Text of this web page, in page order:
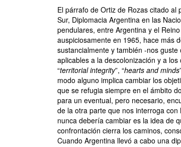
El párrafo de Ortiz de Rozas citado al
Sur, Diplomacia Argentina en las
pendulares, entre Argentina y el
auspiciosamente en 1965, hace más
sustancialmente y también -nos
aplicables a la descolonización y a los
“territorial integrity”, “hearts and minds
modo alguno implica cambiar los
que se refugia siempre en el ámbito
para un eventual, pero necesario,
de la otra parte que nos interroga
nunca debería cambiar es la idea de
confrontación cierra los caminos,
Cuando Argentina llevó a cabo una